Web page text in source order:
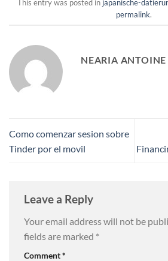
This entry was posted in japanische-
permalink.
NEARIA ANTOINE
Como comenzar sesion sobre
Tinder por el movil
Leave a Reply
Your email address will not be
fields are marked *
Comment*